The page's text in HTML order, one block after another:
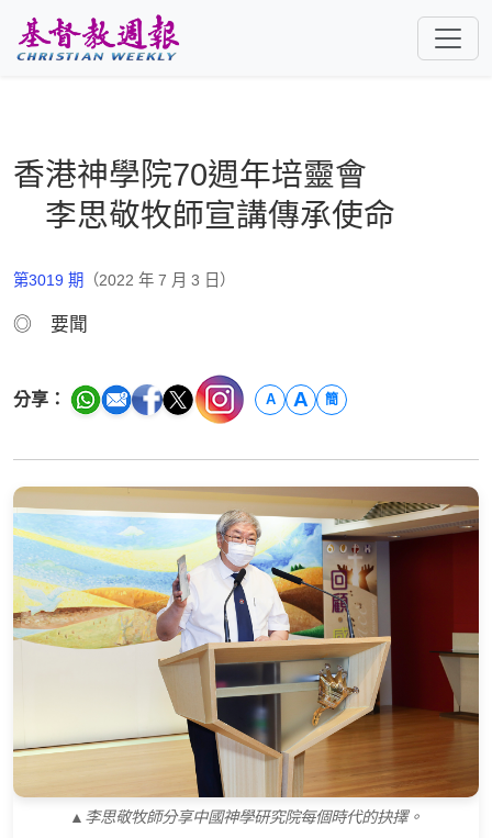
香港神學院70週年培靈會
李思敬牧師宣講傳承使命
第3019 期 （2022 年 7 月 3 日）
◎ 要聞
分享： A A 簡
▲李思敬牧師分享中國神學研究院每個時代的抉擇。